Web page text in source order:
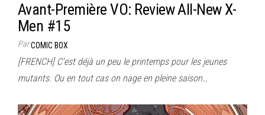
Avant-Première VO: Review All-New X-
Men #15
ParCOMIC BOX
[FRENCH] C’est déjà un peu le printemps pour les jeunes
mutants. Ou en tout cas on nage en pleine saison…